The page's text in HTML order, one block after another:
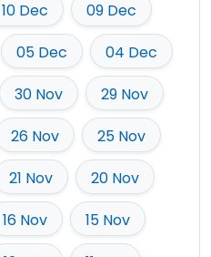
10 Dec
09 Dec
05 Dec
04 Dec
30 Nov
29 Nov
26 Nov
25 Nov
21 Nov
20 Nov
16 Nov
15 Nov